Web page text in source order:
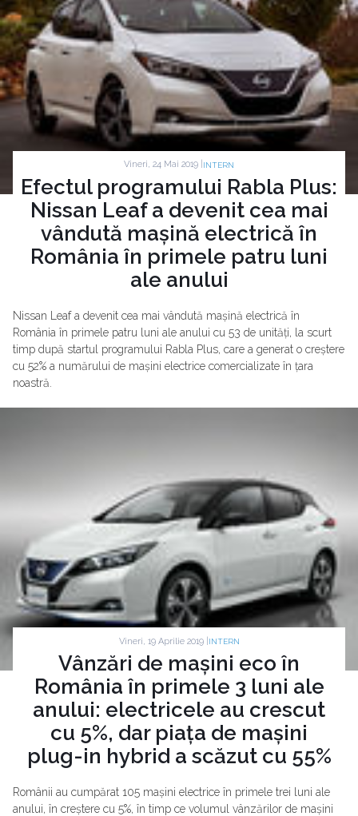
Vineri, 24 Mai 2019 | INTERN
Efectul programului Rabla Plus:
Nissan Leaf a devenit cea mai
vândută mașină electrică în
România în primele patru luni
ale anului
Nissan Leaf a devenit cea mai vândută mașină electrică în
România în primele patru luni ale anului cu 53 de unități, la scurt
timp după startul programului Rabla Plus, care a generat o creștere
cu 52% a numărului de mașini electrice comercializate în țara
noastră.
Vineri, 19 Aprilie 2019 | INTERN
Vânzări de mașini eco în
România în primele 3 luni ale
anului: electricele au crescut
cu 5%, dar piața de mașini
plug-in hybrid a scăzut cu 55%
Românii au cumpărat 105 mașini electrice în primele trei luni ale
anului, în creștere cu 5%, în timp ce volumul vânzărilor de mașini